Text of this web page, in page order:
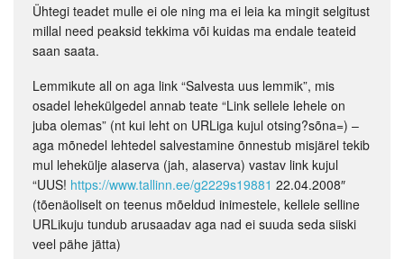
Ühtegi teadet mulle ei ole ning ma ei leia ka mingit selgitust
millal need peaksid tekkima või kuidas ma endale teateid
saan saata.
Lemmikute all on aga link “Salvesta uus lemmik”, mis
osadel lehekülgedel annab teate “Link sellele lehele on
juba olemas” (nt kui leht on URLiga kujul otsing?sõna=) –
aga mõnedel lehtedel salvestamine õnnestub misjärel tekib
mul lehekülje alaserva (jah, alaserva) vastav link kujul
“UUS! https://www.tallinn.ee/g2229s19881 22.04.2008″
(tõenäoliselt on teenus mõeldud inimestele, kellele selline
URLikuju tundub arusaadav aga nad ei suuda seda siiski
veel pähe jätta)